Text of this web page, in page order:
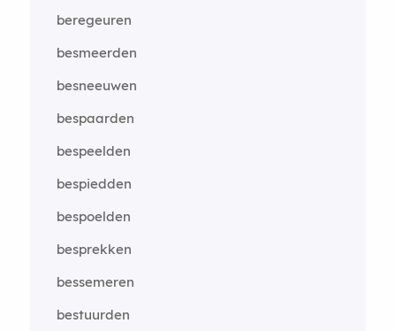
beregeuren
besmeerden
besneeuwen
bespaarden
bespeelden
bespiedden
bespoelden
besprekken
bessemeren
bestuurden